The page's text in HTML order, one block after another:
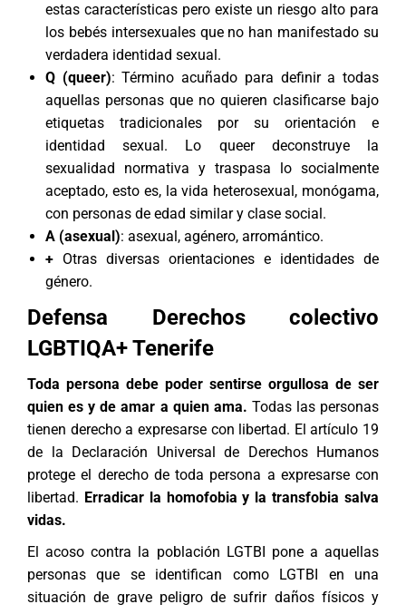
estas características pero existe un riesgo alto para
los bebés intersexuales que no han manifestado su
verdadera identidad sexual.
Q (queer): Término acuñado para definir a todas
aquellas personas que no quieren clasificarse bajo
etiquetas tradicionales por su orientación e
identidad sexual. Lo queer deconstruye la
sexualidad normativa y traspasa lo socialmente
aceptado, esto es, la vida heterosexual, monógama,
con personas de edad similar y clase social.
A (asexual): asexual, agénero, arromántico.
+ Otras diversas orientaciones e identidades de
género.
Defensa Derechos colectivo
LGBTIQA+Tenerife
Toda persona debe poder sentirse orgullosa de ser
quien es y de amar a quien ama. Todas las personas
tienen derecho a expresarse con libertad. El artículo 19
de la Declaración Universal de Derechos Humanos
protege el derecho de toda persona a expresarse con
libertad. Erradicar la homofobia y la transfobia salva
vidas.
El acoso contra la población LGTBI pone a aquellas
personas que se identifican como LGTBI en una
situación de grave peligro de sufrir daños físicos y